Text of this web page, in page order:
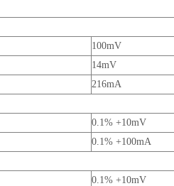
100mV
14mV
216mA
0.1% +10mV
0.1% +100mA
0.1% +10mV